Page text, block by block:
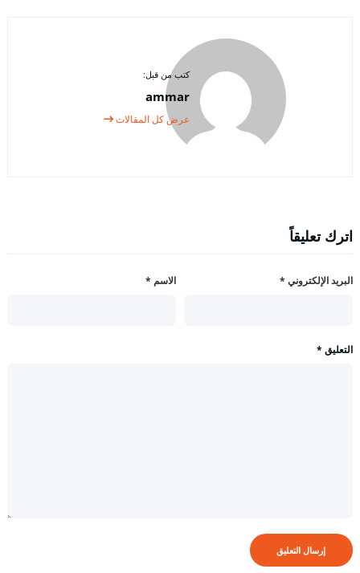
كتب من قبل:
ammar
عرض كل المقالات
اترك تعليقاً
الاسم * البريد الإلكتروني *
التعليق *